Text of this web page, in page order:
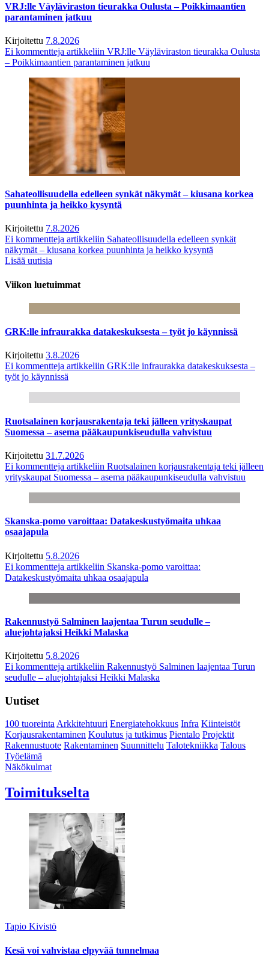
VRJ:lle Väyläviraston tieurakka Oulusta – Poikkimaantien
parantaminen jatkuu
Kirjoitettu 7.8.2026
Ei kommentteja artikkeliin VRJ:lle Väyläviraston tieurakka Oulusta
– Poikkimaantien parantaminen jatkuu
Sahateollisuudella edelleen synkät näkymät – kiusana korkea
puunhinta ja heikko kysyntä
Kirjoitettu 7.8.2026
Ei kommentteja artikkeliin Sahateollisuudella edelleen synkät
näkymät – kiusana korkea puunhinta ja heikko kysyntä
Lisää uutisia
Viikon luetuimmat
GRK:lle infraurakka datakeskuksesta – työt jo käynnissä
Kirjoitettu 3.8.2026
Ei kommentteja artikkeliin GRK:lle infraurakka datakeskuksesta –
työt jo käynnissä
Ruotsalainen korjausrakentaja teki jälleen yrityskaupat
Suomessa – asema pääkaupunkiseudulla vahvistuu
Kirjoitettu 31.7.2026
Ei kommentteja artikkeliin Ruotsalainen korjausrakentaja teki jälleen
yrityskaupat Suomessa – asema pääkaupunkiseudulla vahvistuu
Skanska-pomo varoittaa: Datakeskustyömaita uhkaa
osaajapula
Kirjoitettu 5.8.2026
Ei kommentteja artikkeliin Skanska-pomo varoittaa:
Datakeskustyömaita uhkaa osaajapula
Rakennustyö Salminen laajentaa Turun seudulle –
aluejohtajaksi Heikki Malaska
Kirjoitettu 5.8.2026
Ei kommentteja artikkeliin Rakennustyö Salminen laajentaa Turun
seudulle – aluejohtajaksi Heikki Malaska
Uutiset
100 tuoreintaArkkitehtuuri Energiatehokkuus Infra Kiinteistöt
Korjausrakentaminen Koulutus ja tutkimus Pientalo Projektit
Rakennustuote Rakentaminen Suunnittelu Talotekniikka Talous
Työelämä
Näkökulmat
Toimitukselta
Tapio Kivistö
Kesä voi vahvistaa elpyvää tunnelmaa